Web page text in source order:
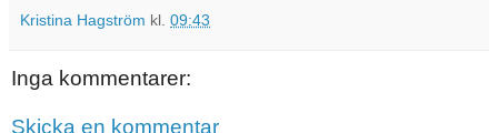
Kristina Hagström kl. 09:43
Inga kommentarer:
Skicka en kommentar